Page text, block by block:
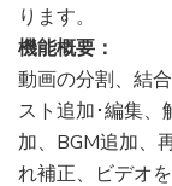
ります。
機能概要：
動画の分割、結
スト追加･編集、
加、BGM追加、
れ補正、ビデオ